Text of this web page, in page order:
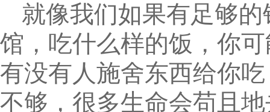
就像我们如果有足够
馆，吃什么样的饭，你
有没有人施舍东西给你
不够，很多生命会苟且